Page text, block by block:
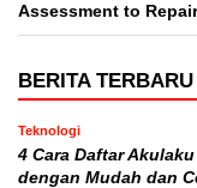
Assessment to
BERITA TERBARU
Teknologi
4 Cara Daftar
dengan Mudah dan